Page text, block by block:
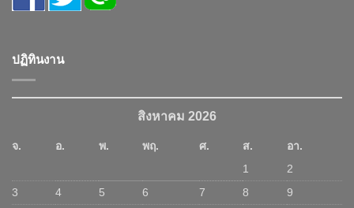
ปฏิทินงาน
สิงหาคม 2026
จ. อ. พ. พฤ. ศ. ส.
อา.
1
2
3
4 5 6 7 8
9